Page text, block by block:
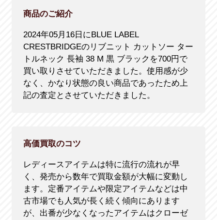
商品のご紹介
2024年05月16日にBLUE LABEL
CRESTBRIDGEのリブニット カットソー ター
トルネック 長袖 38 M 黒 ブラックを700円で
買い取りさせていただきました。使用感が少
なく、かなり状態の良い商品であったため上
記の査定とさせていただきました。
高価買取のコツ
レディースアイテムは特に流行の流れが早
く、発売から数年で買取金額が大幅に変動し
ます。定番アイテムや限定アイテムなどは中
古市場でも人気が長く続く傾向にあります
が、出番が少なくなったアイテムはクローゼ